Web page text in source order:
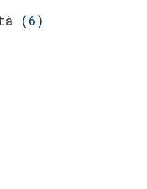
(6)